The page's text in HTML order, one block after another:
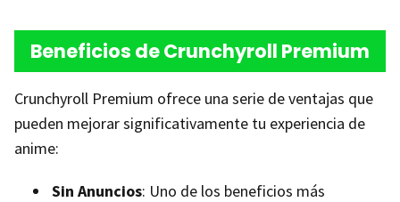
Beneficios de Crunchyroll Premium
Crunchyroll Premium ofrece una serie de ventajas que
pueden mejorar significativamente tu experiencia de
anime:
Sin Anuncios: Uno de los beneficios más